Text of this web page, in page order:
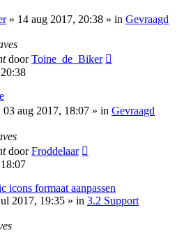
» 14 aug 2017, 20:38 » in Gevraagd
doorToine_de_Biker
aug 2017, 18:07 » in Gevraagd
doorFroddelaar
icons formaat aanpassen
2017, 19:35 » in 3.2 Support